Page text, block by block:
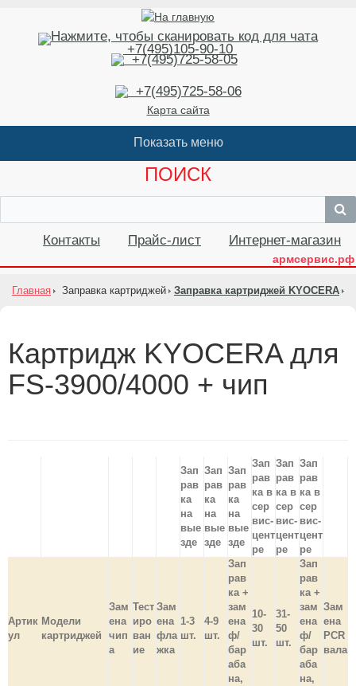
+7(495)105-90-10
+7(495)725-58-05
+7(495)725-58-06
Карта сайта
ПОИСК
Контакты Прайс-лист Интернет-магазин
армсервис.рф
Главная Заправка картриджей Заправка картриджей KYOCERA
Картридж KYOCERA для
FS-3900/4000 + чип
Зап
рав
ка
на
вые
зде
Зап
рав
ка
на
вые
зде
Зап
рав
ка
на
вые
зде
Зап
рав
ка в
сер
вис-
цент
ре
Зап
рав
ка в
сер
вис-
цент
ре
Зап
рав
ка в
сер
вис-
цент
ре
Артик
ул
Модели
картриджей
Зам
ена
чип
а
Тест
иро
ван
ие
Зам
ена
фла
жка
1-3
шт.
4-9
шт.
Зап
рав
ка +
зам
ена
ф/
бар
аба
на,
10-
30
шт.
31-
50
шт.
Зап
рав
ка +
зам
ена
ф/
бар
аба
на,
Зам
ена
PCR
вала